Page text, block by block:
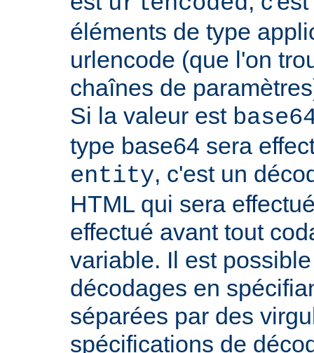
éléments de type
urlencode (que l'on
chaînes de
Si la valeur est
type base64 sera
entity, c'est un
HTML qui sera
effectué avant tout
variable. Il est
décodages en
séparées par des
spécifications de